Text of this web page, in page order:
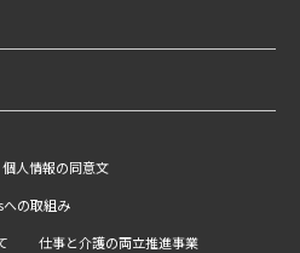
個人情報の同意文
への取組み
仕事と介護の両立推進事業